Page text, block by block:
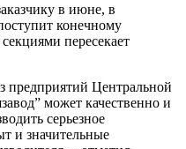
в июне, в
конечному
пересекает
предприятий Центральной
может качественно и
серьезное
и значительные